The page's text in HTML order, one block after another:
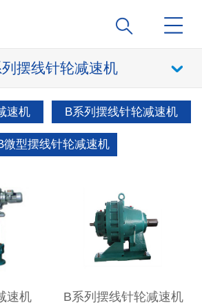
摆线针轮减速机
速机 B系列摆线针轮减速机
微型摆线针轮减速机
速机 B系列摆线针轮减速机